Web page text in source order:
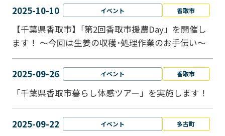
2025-10-10 イベント 香取市
【千葉県香取市】｢第2回香取市援農Day」を開催し
ます！ ～今回は生姜の収穫･処理作業のお手伝い～
2025-09-26 イベント 香取市
「千葉県香取市暮らし体感ツアー」を実施します！
2025-09-22 イベント 多古町